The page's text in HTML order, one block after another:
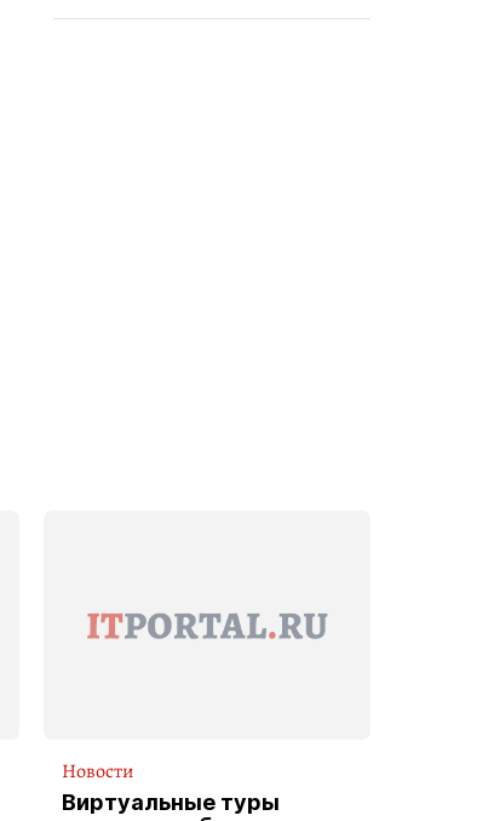
Новости
Виртуальные туры